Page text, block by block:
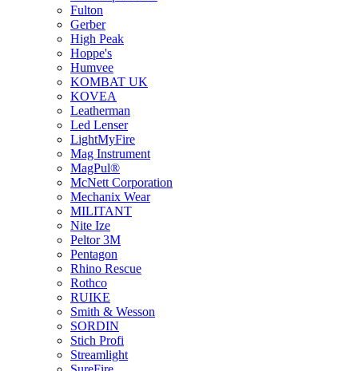
Fulton
Gerber
High Peak
Hoppe's
Humvee
KOMBAT UK
KOVEA
Leatherman
Led Lenser
LightMyFire
Mag Instrument
MagPul®
McNett Corporation
Mechanix Wear
MILITANT
Nite Ize
Peltor 3M
Pentagon
Rhino Rescue
Rothco
RUIKE
Smith & Wesson
SORDIN
Stich Profi
Streamlight